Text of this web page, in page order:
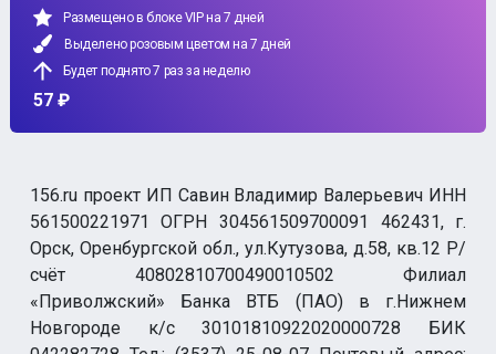
Размещено в блоке VIP на 7 дней
Выделено розовым цветом на 7 дней
Будет поднято 7 раз за неделю
57 ₽
156.ru проект ИП Савин Владимир Валерьевич ИНН
561500221971 ОГРН 304561509700091 462431, г.
Орск, Оренбургской обл., ул.Кутузова, д.58, кв.12 Р/
счёт 40802810700490010502 Филиал
«Приволжский» Банка ВТБ (ПАО) в г.Нижнем
Новгороде к/с 30101810922020000728 БИК